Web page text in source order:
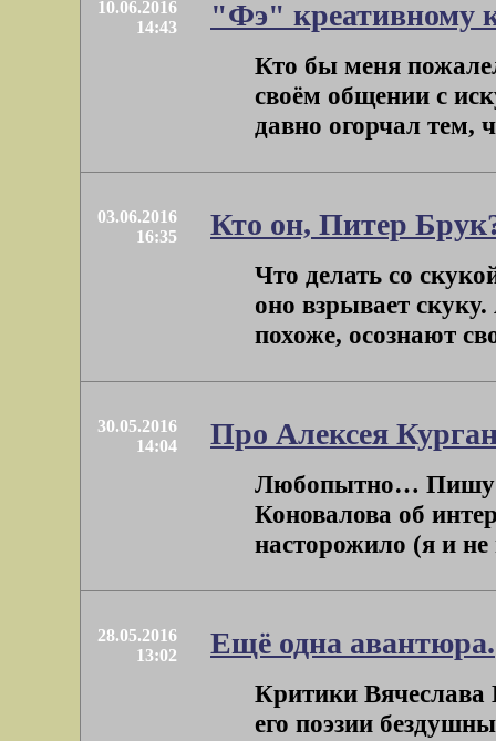
10.06.2016
14:43
"Фэ" креативному
Кто бы меня
своём общении с
давно огорчал тем,
03.06.2016
16:35
Кто он, Питер
Что делать со
оно взрывает
похоже, осознают
30.05.2016
14:04
Про Алексея
Любопытно… Пишу о
Коновалова об
насторожило (я и не
28.05.2016
13:02
Ещё одна авантюра.
Критики
его поэзии